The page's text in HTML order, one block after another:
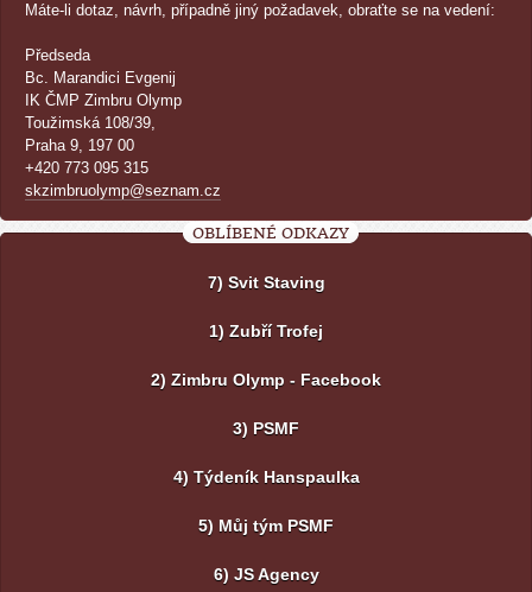
Máte-li dotaz, návrh, případně jiný požadavek, obraťte se na vedení:
Předseda
Bc. Marandici Evgenij
IK ČMP Zimbru Olymp
Toužimská 108/39,
Praha 9, 197 00
+420 773 095 315
skzimbruolymp@seznam.cz
OBLÍBENÉ ODKAZY
7) Svit Staving
1) Zubří Trofej
2) Zimbru Olymp - Facebook
3) PSMF
4) Týdeník Hanspaulka
5) Můj tým PSMF
6) JS Agency